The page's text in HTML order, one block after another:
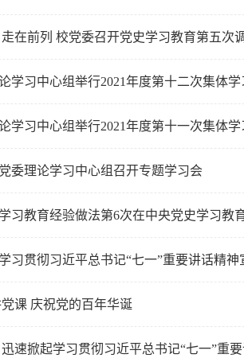
在前列 校党委召开党史学习教育第五次
学习中心组举行2021年度第十二次集体学
学习中心组举行2021年度第十一次集体
委理论学习中心组召开专题学习会
习教育经验做法第6次在中央党史学习教
习贯彻习近平总书记“七一”重要讲话精神
课 庆祝党的百年华诞
速掀起学习贯彻习近平总书记“七一”重